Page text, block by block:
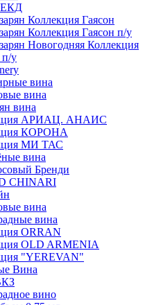
ЕКД
Коллекция Гаясон
Коллекция Гаясон п/у
Новогодняя Коллекция
п/у
вина
вина
вина
АРИАЦ. АНАИС
КОРОНА
МИ ТАС
вина
Бренди
CHINARI
вина
вина
ORRAN
OLD ARMENIA
"YEREVAN"
Вина
вино